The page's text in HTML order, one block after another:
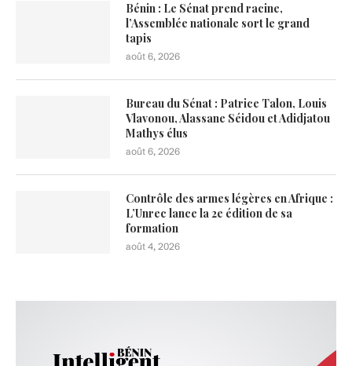
Bénin : Le Sénat prend racine,
l’Assemblée nationale sort le grand
tapis
août 6, 2026
Bureau du Sénat : Patrice Talon, Louis
Vlavonou, Alassane Séidou et Adidjatou
Mathys élus
août 6, 2026
Contrôle des armes légères en Afrique :
L’Unrec lance la 2e édition de sa
formation
août 4, 2026